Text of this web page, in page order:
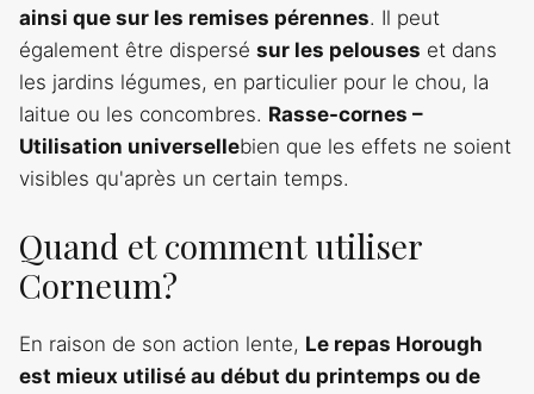
ainsi que sur les remises pérennes. Il peut
également être dispersé sur les pelouses et dans
les jardins légumes, en particulier pour le chou, la
laitue ou les concombres. Rasse-cornes –
Utilisation universellebien que les effets ne soient
visibles qu'après un certain temps.
Quand et comment utiliser
Corneum?
En raison de son action lente, Le repas Horough
est mieux utilisé au début du printemps ou de